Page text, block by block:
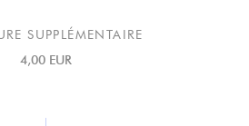
SUPPLÉMENTAIRE
4,00 EUR